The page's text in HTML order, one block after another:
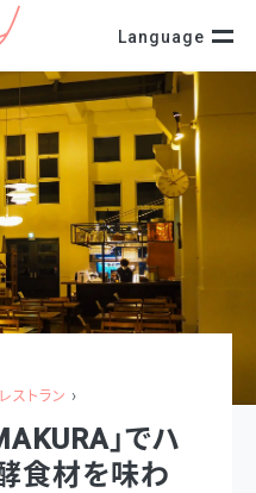
Language
レストラン ›
」でハ
食材を味わ